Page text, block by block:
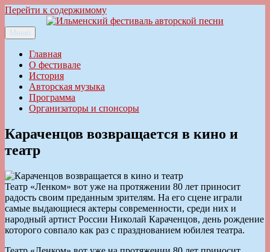
Перейти к содержимому
Ильменский фестиваль авторской песни
Меню
Главная
О фестивале
История
Авторская музыка
Программа
Организаторы и спонсоры
Караченцов возвращается в кино и
театр
Театр «Ленком» вот уже на протяжении 80 лет приносит
радость своим преданным зрителям. На его сцене играли
самые выдающиеся актеры современности, среди них и
народный артист России Николай Караченцов, день рождение
которого совпало как раз с празднованием юбилея театра.